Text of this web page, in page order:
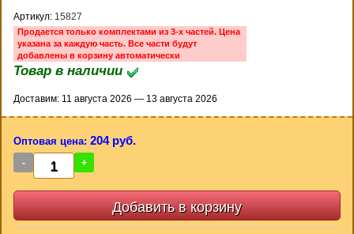
Артикул: 15827
Продается только комплектами из 3-х частей. Цена
указана за каждую часть. Все части будут
добавлены в корзину автоматически
Товар в наличии
Доставим: 11 августа 2026 — 13 августа 2026
Оптовая цена: 204 руб.
- +